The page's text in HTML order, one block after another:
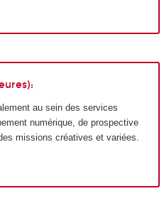
au sein des services
numérique, de prospective
missions créatives et variées.